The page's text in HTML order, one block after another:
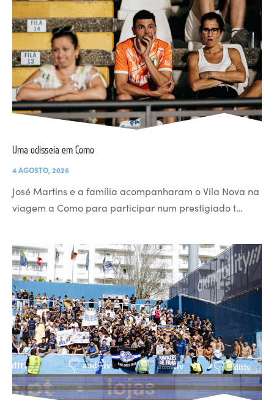
Uma odisseia em Como
4 AGOSTO, 2026
José Martins e a família acompanharam o Vila Nova na
viagem a Como para participar num prestigiado t…